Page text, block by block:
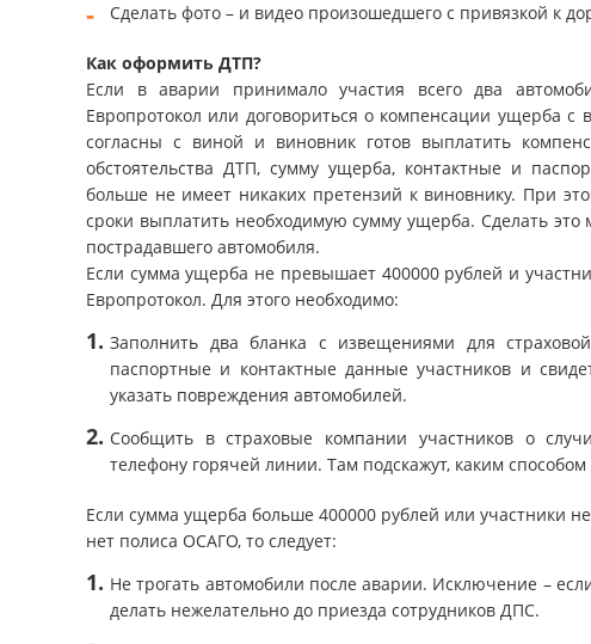
Сделать фото – и видео произошедшего с привязкой к
Как оформить ДТП?
Если в аварии принимало участия всего два
Европротокол или договориться о компенсации ущерба
согласны с виной и виновник готов выплатить
обстоятельства ДТП, сумму ущерба, контактные и
больше не имеет никаких претензий к виновнику. При
сроки выплатить необходимую сумму ущерба. Сделать
пострадавшего автомобиля.
Если сумма ущерба не превышает 400000 рублей и
Европротокол. Для этого необходимо:
Заполнить два бланка с извещениями для
паспортные и контактные данные участников и
указать повреждения автомобилей.
Сообщить в страховые компании участников о
телефону горячей линии. Там подскажут, каким
Если сумма ущерба больше 400000 рублей или участники
нет полиса ОСАГО, то следует:
Не трогать автомобили после аварии. Исключение –
делать нежелательно до приезда сотрудников ДПС.